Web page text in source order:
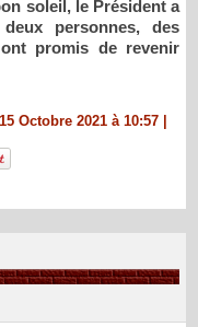
le Président a
personnes, des
promis de revenir
Octobre 2021 à 10:57 |